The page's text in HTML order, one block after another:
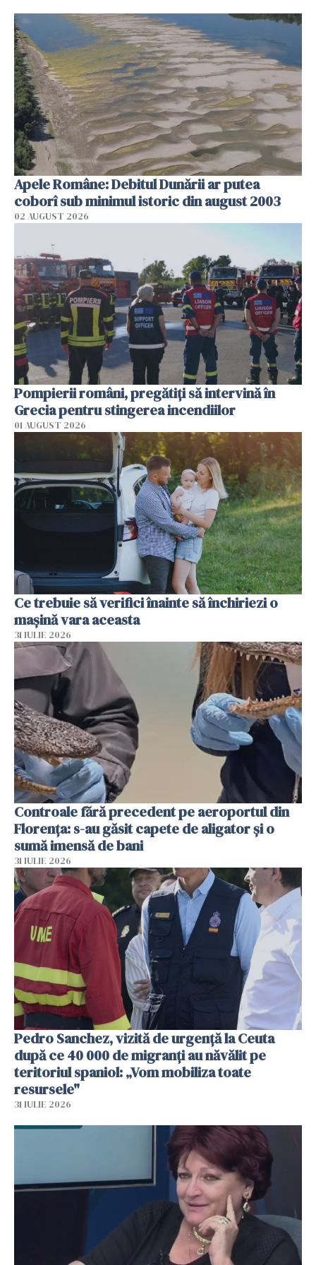
Apele Române: Debitul Dunării ar putea
coborî sub minimul istoric din august 2003
02 AUGUST 2026
Pompierii români, pregătiţi să intervină în
Grecia pentru stingerea incendiilor
01 AUGUST 2026
Ce trebuie să verifici înainte să închiriezi o
mașină vara aceasta
31 IULIE 2026
Controale fără precedent pe aeroportul din
Florența: s-au găsit capete de aligator și o
sumă imensă de bani
31 IULIE 2026
Pedro Sanchez, vizită de urgență la Ceuta
după ce 40 000 de migranți au năvălit pe
teritoriul spaniol: „Vom mobiliza toate
resursele"
31 IULIE 2026